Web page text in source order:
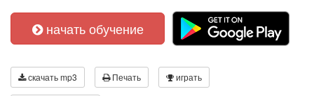
начать обучение
скачать mp3 Печать играть